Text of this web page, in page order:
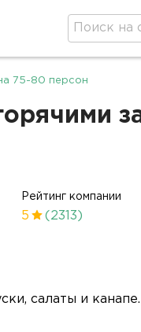
75-80 персон
Рейтинг компании
5 (2313)
салаты и канапе.